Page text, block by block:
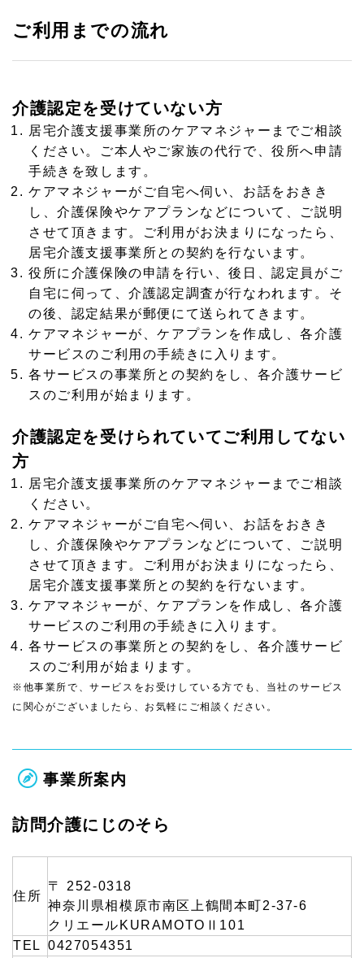
ご利用までの流れ
介護認定を受けていない方
居宅介護支援事業所のケアマネジャーまでご相談
ください。ご本人やご家族の代行で、役所へ申請
手続きを致します。
ケアマネジャーがご自宅へ伺い、お話をおきき
し、介護保険やケアプランなどについて、ご説明
させて頂きます。ご利用がお決まりになったら、
居宅介護支援事業所との契約を行ないます。
役所に介護保険の申請を行い、後日、認定員がご
自宅に伺って、介護認定調査が行なわれます。そ
の後、認定結果が郵便にて送られてきます。
ケアマネジャーが、ケアプランを作成し、各介護
サービスのご利用の手続きに入ります。
各サービスの事業所との契約をし、各介護サービ
スのご利用が始まります。
介護認定を受けられていてご利用してない
方
居宅介護支援事業所のケアマネジャーまでご相談
ください。
ケアマネジャーがご自宅へ伺い、お話をおきき
し、介護保険やケアプランなどについて、ご説明
させて頂きます。ご利用がお決まりになったら、
居宅介護支援事業所との契約を行ないます。
ケアマネジャーが、ケアプランを作成し、各介護
サービスのご利用の手続きに入ります。
各サービスの事業所との契約をし、各介護サービ
スのご利用が始まります。
※他事業所で、サービスをお受けしている方でも、当社のサービス
に関心がございましたら、お気軽にご相談ください。
事業所案内
訪問介護にじのそら
住所
〒 252-0318
神奈川県相模原市南区上鶴間本町2-37-6
クリエールKURAMOTOⅡ101
TEL
0427054351